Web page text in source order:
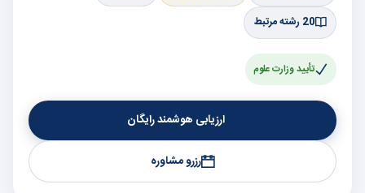
20 رشته مرتبط
تأیید وزارت علوم
ارزیابی هوشمند رایگان
رزرو مشاوره